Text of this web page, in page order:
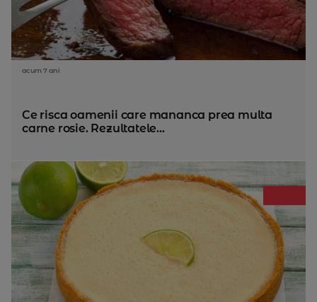
acum 7 ani
Ce risca oamenii care mananca prea multa
carne rosie. Rezultatele...